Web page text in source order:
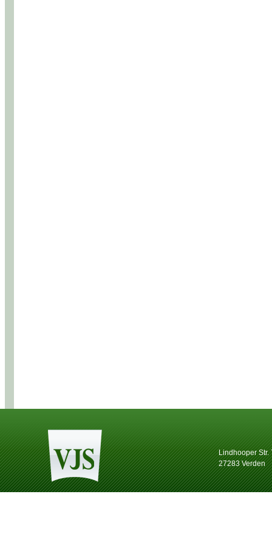
Lindhooper Str.
27283 Verden